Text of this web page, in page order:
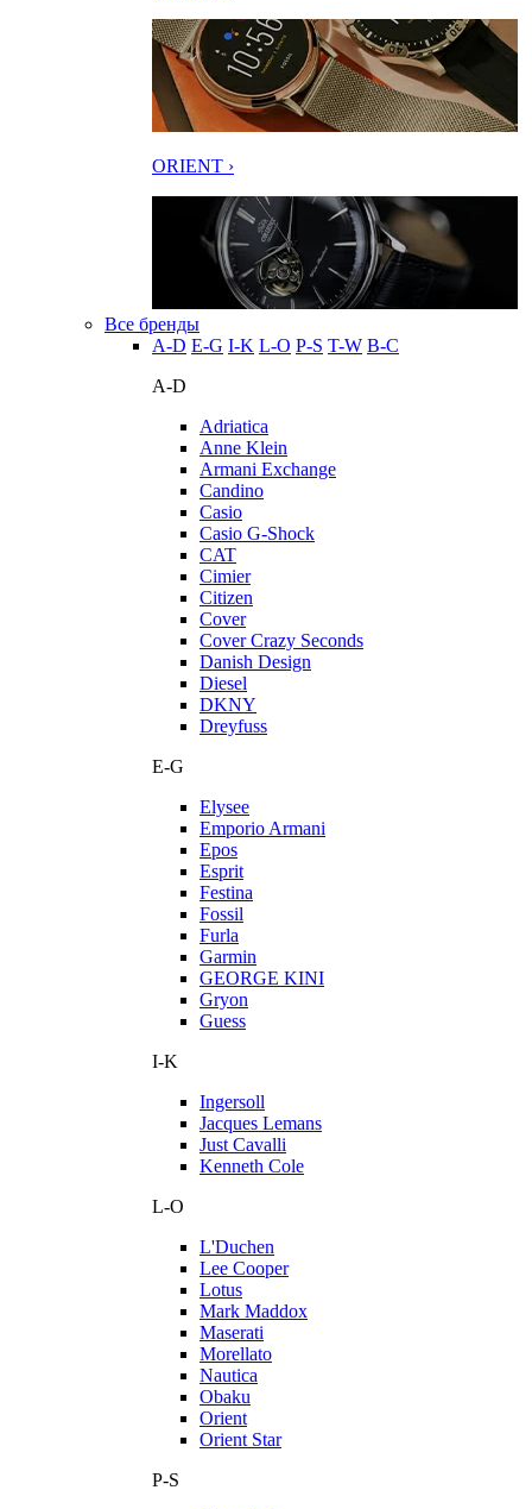
ORIENT ›
Все бренды
A-D E-G I-K L-O P-S T-W В-С
A-D
Adriatica
Anne Klein
Armani Exchange
Candino
Casio
Casio G-Shock
CAT
Cimier
Citizen
Cover
Cover Crazy Seconds
Danish Design
Diesel
DKNY
Dreyfuss
E-G
Elysee
Emporio Armani
Epos
Esprit
Festina
Fossil
Furla
Garmin
GEORGE KINI
Gryon
Guess
I-K
Ingersoll
Jacques Lemans
Just Cavalli
Kenneth Cole
L-O
L'Duchen
Lee Cooper
Lotus
Mark Maddox
Maserati
Morellato
Nautica
Obaku
Orient
Orient Star
P-S